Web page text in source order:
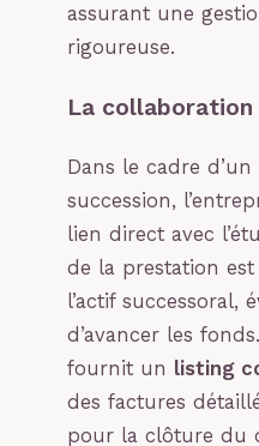
assurant une
rigoureuse.
La
Dans le cadre
succession,
lien direct avec
de la prestation
l’actif successoral,
d’avancer les
fournit un listing
des factures
pour la clôture du